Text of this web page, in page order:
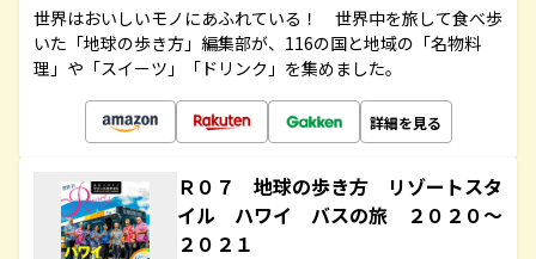
世界はおいしいモノにあふれている！ 世界中を旅して食べ歩
いた「地球の歩き方」編集部が、116の国と地域の「名物料
理」や「スイーツ」「ドリンク」を集めました。
詳細を見る
Ｒ０７ 地球の歩き方 リゾートスタ
イル ハワイ バスの旅 ２０２０～
２０２１